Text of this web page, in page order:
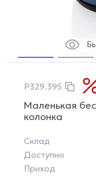
P329.395
Маленькая
колонка
Склад
Доступно
Приход